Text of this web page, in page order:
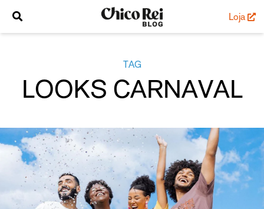
Loja
TAG
LOOKS CARNAVAL